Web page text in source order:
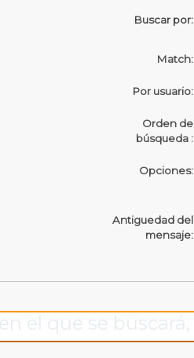
Buscar por:
Match:
Por usuario:
Orden de
búsqueda :
Opciones:
Antiguedad del
mensaje: